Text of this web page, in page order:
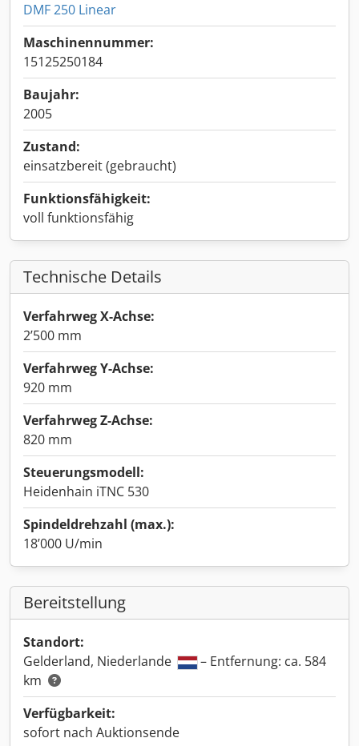
DMF 250 Linear
Maschinennummer:
15125250184
Baujahr:
2005
Zustand:
einsatzbereit (gebraucht)
Funktionsfähigkeit:
voll funktionsfähig
Technische Details
Verfahrweg X-Achse:
2’500 mm
Verfahrweg Y-Achse:
920 mm
Verfahrweg Z-Achse:
820 mm
Steuerungsmodell:
Heidenhain iTNC 530
Spindeldrehzahl (max.):
18’000 U/min
Bereitstellung
Standort:
Gelderland, Niederlande
– Entfernung: ca. 584
km
Verfügbarkeit:
sofort nach Auktionsende